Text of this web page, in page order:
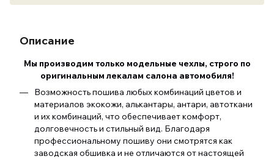
Описание
Мы производим только модельные чехлы, строго по
оригинальным лекалам салона автомобиля!
Возможность пошива любых комбинаций цветов и
материалов экокожи, алькантары, антари, автоткани
и их комбинаций, что обеспечивает комфорт,
долговечность и стильный вид. Благодаря
профессиональному пошиву они смотрятся как
заводская обшивка и не отличаются от настоящей